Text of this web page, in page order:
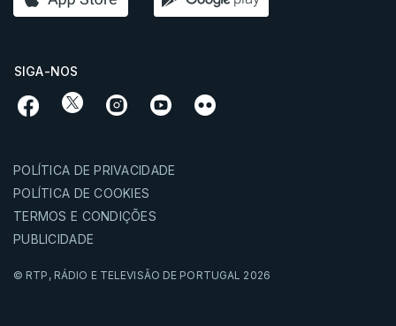
SIGA-NOS
POLÍTICA DE PRIVACIDADE
POLÍTICA DE COOKIES
TERMOS E CONDIÇÕES
PUBLICIDADE
© RTP, RÁDIO E TELEVISÃO DE PORTUGAL 2026